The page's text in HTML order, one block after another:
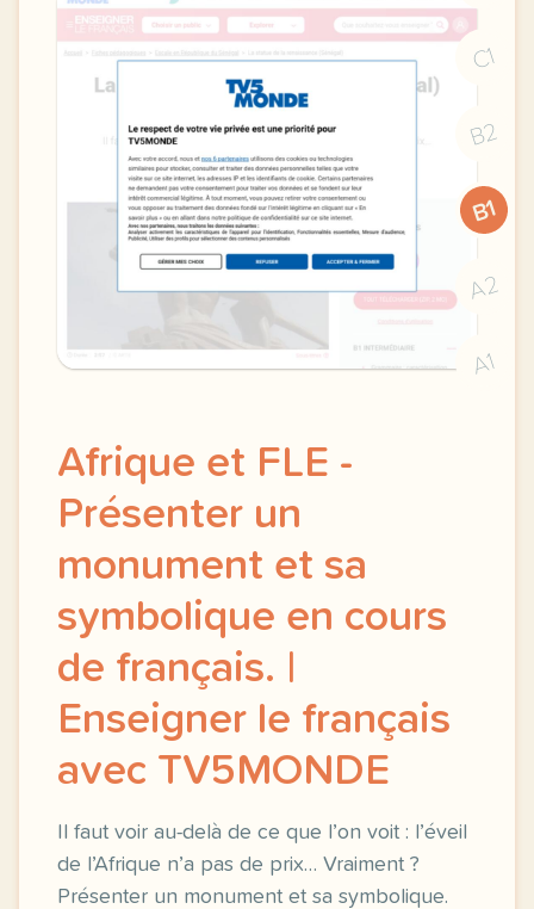
C1
B2
B1
A2
A1
Afrique et FLE -
Présenter un
monument et sa
symbolique en cours
de français. |
Enseigner le français
avec TV5MONDE
Il faut voir au-delà de ce que l’on voit : l’éveil
de l’Afrique n’a pas de prix… Vraiment ?
Présenter un monument et sa symbolique.